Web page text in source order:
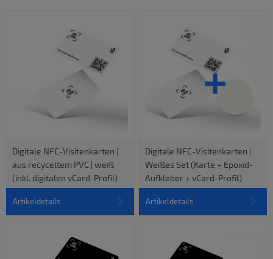
Digitale NFC-Visitenkarten |
aus recyceltem PVC | weiß
(inkl. digitalen vCard-Profil)
Artikeldetails
Digitale NFC-Visitenkarten |
Weißes Set (Karte + Epoxid-
Aufkleber + vCard-Profil)
Artikeldetails